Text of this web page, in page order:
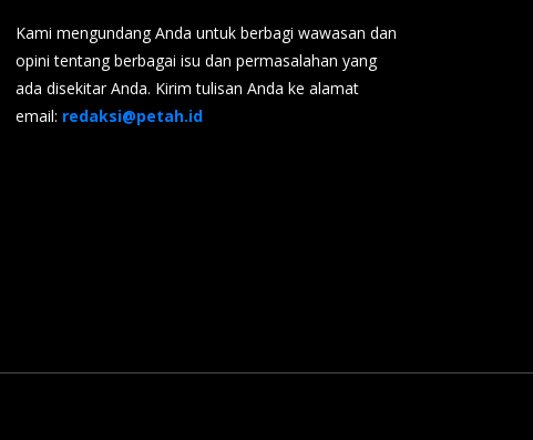
Kami mengundang Anda untuk berbagi wawasan dan
opini tentang berbagai isu dan permasalahan yang
ada disekitar Anda. Kirim tulisan Anda ke alamat
email: redaksi@petah.id